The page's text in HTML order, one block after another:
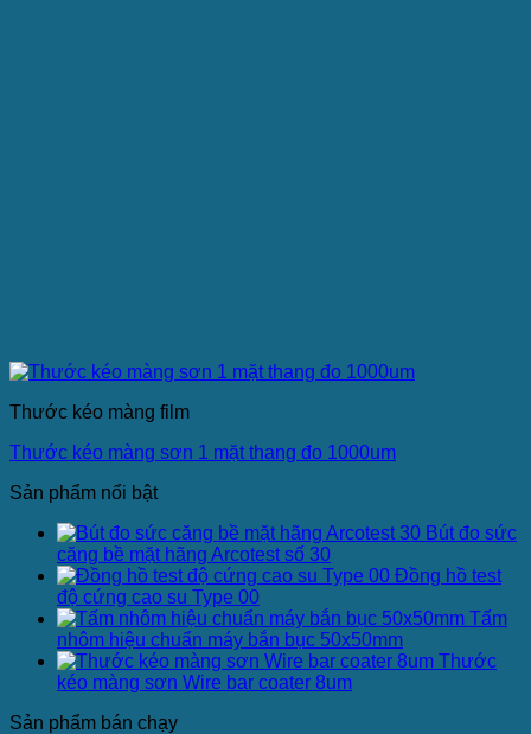
Thước kéo màng film
Thước kéo màng sơn 1 mặt thang đo 1000um
Sản phẩm nổi bật
Bút đo sức
căng bề mặt hãng Arcotest số 30
Đồng hồ test
độ cứng cao su Type 00
Tấm
nhôm hiệu chuẩn máy bắn bục 50x50mm
Thước
kéo màng sơn Wire bar coater 8um
Sản phẩm bán chạy